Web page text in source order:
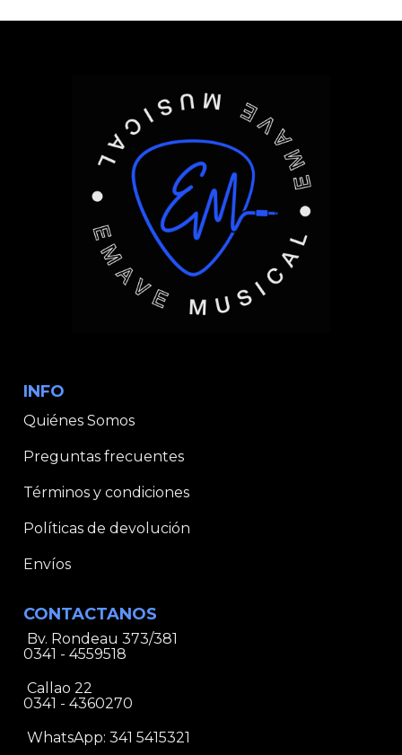
INFO
Quiénes Somos
Preguntas frecuentes
Términos y condiciones
Políticas de devolución
Envíos
CONTACTANOS
Bv. Rondeau 373/381
0341 - 4559518
Callao 22
0341 - 4360270
WhatsApp: 341 5415321